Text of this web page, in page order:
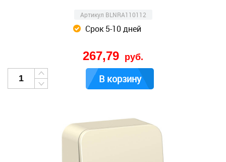
Артикул BLNRA110112
Срок 5-10 дней
267,79 руб.
В корзину